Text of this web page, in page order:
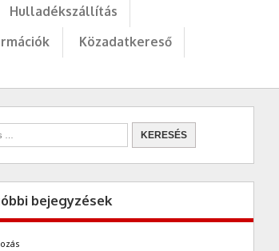
Hulladékszállítás
Közadatkereső
bejegyzések